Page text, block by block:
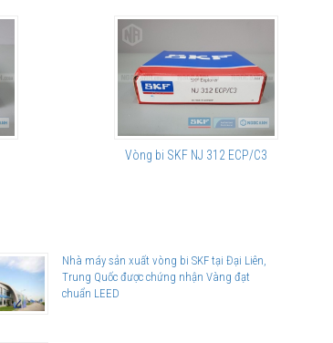
Vòng bi SKF NJ 312 ECP/C3
Nhà máy sản xuất vòng bi SKF tại Đại Liên,
Trung Quốc được chứng nhận Vàng đạt
chuẩn LEED